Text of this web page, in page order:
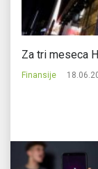
Za tri meseca
Finansije